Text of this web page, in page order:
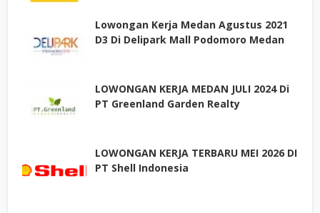
Lowongan Kerja Medan Agustus 2021
D3 Di Delipark Mall Podomoro Medan
LOWONGAN KERJA MEDAN JULI 2024 Di
PT Greenland Garden Realty
LOWONGAN KERJA TERBARU MEI 2026 DI
PT Shell Indonesia